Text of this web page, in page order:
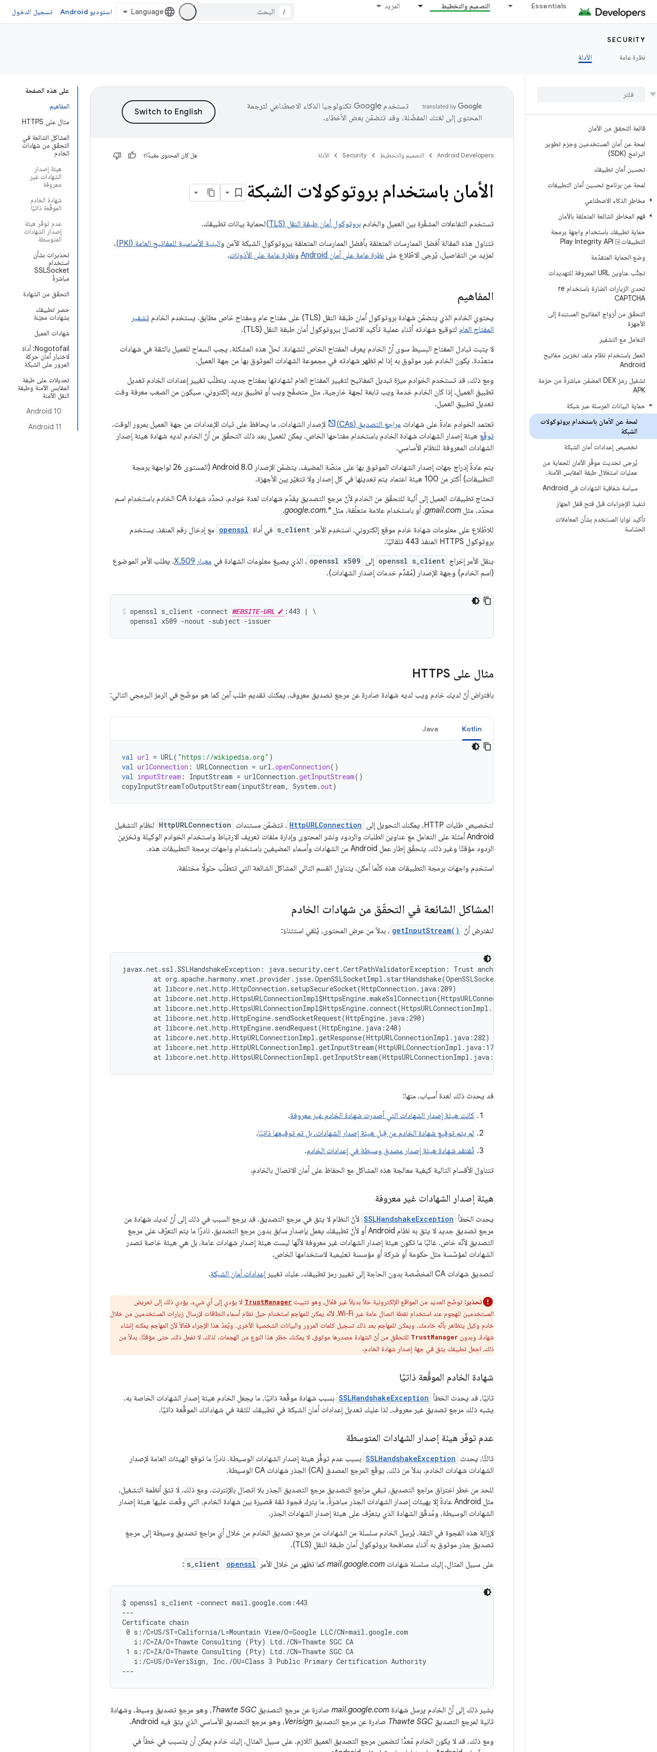
Essentials التصميم والتخطيط المزيد
/ استوديو Android تسجيل الدخول
SECURITY
نظرة عامة
الأدلة
قائمة التحقق من الأمان
لمحة عن أمان المستخدمين وحِزم تطوير
البرامج (SDK)
تحسين أمان تطبيقك
لمحة عن برنامج تحسين أمان التطبيقات
مخاطر الذكاء الاصطناعي
فهم المخاطر الشائعة المتعلقة بالأمان
حماية تطبيقك باستخدام واجهة برمجة
التطبيقات Play Integrity API ⍈
وضع الحماية المتقدّمة
تجنُّب عناوين URL المعروفة للتهديدات
تحدى الزيارات الضارة باستخدام re
CAPTCHA
التحقّق من أزواج المفاتيح المستنِدة إلى
الأجهزة
التعامل مع التشفير
العمل باستخدام نظام ملف تخزين مفاتيح
Android
تشغيل رمز DEX المضمّن مباشرةً من حزمة
APK
حماية البيانات المرسلة عبر شبكة
لمحة عن الأمان باستخدام بروتوكولات
الشبكة
تخصيص إعدادات أمان الشبكة
يُرجى تحديث موفِّر الأمان للحماية من
عمليات استغلال طبقة المقابس الآمنة.
سياسة شفافية الشهادات في Android
تنفيذ الإجراءات قبل فتح قفل الجهاز
تأكيد نوايا المستخدم بشأن المعاملات
الحسّاسة
على هذه الصفحة
المفاهيم
مثال على HTTPS
المشاكل الشائعة في
التحقّق من شهادات
الخادم
هيئة إصدار
الشهادات غير
معروفة
شهادة الخادم
الموقَّعة ذاتيًا
عدم توفّر هيئة
إصدار الشهادات
المتوسطة
تحذيرات بشأن
استخدام
SSLSocket
مباشرةً
التحقّق من الشهادة
حصر تطبيقك
بشهادات معيّنة
شهادات العميل
Nogotofail: أداة
لاختبار أمان حركة
المرور على الشبكة
تعديلات على طبقة
المقابس الآمنة وطبقة
النقل الآمنة
Android 10
Android 11
تستخدم Google تكنولوجيا الذكاء الاصطناعي لترجمة
المحتوى إلى لغتك المفضّلة، وقد تتضمّن بعض الأخطاء.
Android Developers التصميم والتخطيط Security الأدلة هل كان المحتوى مفيدًا؟
الأمان باستخدام بروتوكولات الشبكة
تستخدم التفاعلات المشفّرة بين العميل والخادم بروتوكول أمان طبقة النقل (TLS)
لحماية بيانات تطبيقك.
تتناول هذه المقالة أفضل الممارسات المتعلقة بأفضل الممارسات المتعلقة ببروتوكول الشبكة الآمن والبنية الأساسية للمفاتيح العامة (PKI)
.
لمزيد من التفاصيل، يُرجى الاطّلاع على نظرة عامة على أمان Android ونظرة عامة على الأذونات.
المفاهيم
يحتوي الخادم الذي يتضمّن شهادة بروتوكول أمان طبقة النقل (TLS) على مفتاح عام ومفتاح خاص مطابق. يستخدم الخادم
تشفير
المفتاح العام لتوقيع شهادته أثناء عملية تأكيد الاتصال ببروتوكول أمان طبقة النقل (TLS).
لا يثبت تبادل المفتاح البسيط سوى أنّ الخادم يعرف المفتاح الخاص للشهادة. لحلّ هذه المشكلة، يجب السماح للعميل بالثقة في شهادات
متعدّدة. يكون الخادم غير موثوق به إذا لم تظهر شهادته في مجموعة الشهادات الموثوق بها من جهة العميل.
ومع ذلك، قد تستخدم الخوادم ميزة تبديل المفاتيح لتغيير المفتاح العام لشهادتها بمفتاح جديد. يتطلّب تغيير إعدادات الخادم تعديل
تطبيق العميل. إذا كان الخادم خدمة ويب تابعة لجهة خارجية، مثل متصفّح ويب أو تطبيق بريد إلكتروني، سيكون من الصعب معرفة وقت
تعديل تطبيق العميل.
تعتمد الخوادم عادةً على شهادات مراجع التصديق (CAs)
لإصدار الشهادات، ما يحافظ على ثبات الإعدادات من جهة العميل بمرور الوقت.
توقّع هيئة إصدار الشهادات شهادة الخادم باستخدام مفتاحها الخاص. يمكن للعميل بعد ذلك التحقّق من أنّ الخادم لديه شهادة هيئة إصدار
الشهادات المعروفة للنظام الأساسي.
يتم عادةً إدراج جهات إصدار الشهادات الموثوق بها على منصّة المضيف. يتضمّن الإصدار Android 8.0 (المستوى 26 لواجهة برمجة
التطبيقات) أكثر من 100 هيئة اعتماد يتم تعديلها في كل إصدار ولا تتغيّر بين الأجهزة.
تحتاج تطبيقات العميل إلى آلية للتحقّق من الخادم لأنّ مرجع التصديق يقدّم شهادات لعدة خوادم. تحدِّد شهادة CA الخادم باستخدام اسم
محدّد، مثل gmail.com، أو باستخدام علامة متعلّقة، مثل*.google.com
.
للاطّلاع على معلومات شهادة خادم موقع إلكتروني، استخدِم الأمر
s_client في أداة openssl مع إدخال رقم المنفذ. يستخدم
بروتوكول HTTPS المنفذ 443 تلقائيًا.
ينقل الأمر إخراج openssl s_client إلى openssl x509 ، الذي يصيغ معلومات الشهادة في معيار X.509
. يطلب الأمر الموضوع
(اسم الخادم) وجهة الإصدار (مُقدِّم خدمات إصدار الشهادات).
openssl s_client -connect WEBSITE-URL
:443 | \
مثال على HTTPS
بافتراض أنّ لديك خادم ويب لديه شهادة صادرة عن مرجع تصديق معروف، يمكنك تقديم طلب آمن كما هو موضّح في الرمز البرمجي التالي:
Kotlin
Java
val url = URL( "https://wikipedia.org" )
val urlConnection : URLConnection = url .openConnection()
val inputStream : InputStream = urlConnection .getInputStream()
copyInputStreamToOutputStream(inputStream, System .out)
لتخصيص طلبات HTTP، يمكنك التحويل إلى HttpURLConnection . تتضمّن مستندات HttpURLConnection لنظام التشغيل
Android أمثلة على التعامل مع عناوين الطلبات والردود ونشر المحتوى وإدارة ملفات تعريف الارتباط واستخدام الخوادم الوكيلة وتخزين
الردود مؤقتًا وغير ذلك. يتحقّق إطار عمل Android من الشهادات وأسماء المضيفين باستخدام واجهات برمجة التطبيقات هذه.
استخدِم واجهات برمجة التطبيقات هذه كلّما أمكن. يتناول القسم التالي المشاكل الشائعة التي تتطلّب حلولًا مختلفة.
المشاكل الشائعة في التحقّق من شهادات الخادم
لنفترض أنّ getInputStream() ، بدلاً من عرض المحتوى، يُلقي استثناءً:
javax.net.ssl.SSLHandshakeException: java.security.cert.CertPathValidatorException: Trust anchor for certification path not found.
        at org.apache.harmony.xnet.provider.jsse.OpenSSLSocketImpl.startHandshake(OpenSSLSocketImpl.java:374)
        at libcore.net.http.HttpConnection.setupSecureSocket(HttpConnection.java:209)
        at libcore.net.http.HttpsURLConnectionImpl$HttpsEngine.makeSslConnection(HttpsURLConnectionImpl.java:478)
        at libcore.net.http.HttpsURLConnectionImpl$HttpsEngine.connect(HttpsURLConnectionImpl.java:433)
        at libcore.net.http.HttpEngine.sendSocketRequest(HttpEngine.java:290)
        at libcore.net.http.HttpEngine.sendRequest(HttpEngine.java:240)
        at libcore.net.http.HttpURLConnectionImpl.getResponse(HttpURLConnectionImpl.java:282)
        at libcore.net.http.HttpURLConnectionImpl.getInputStream(HttpURLConnectionImpl.java:177)
قد يحدث ذلك لعدة أسباب، منها:
كانت هيئة إصدار الشهادات التي أصدرت شهادة الخادم غير معروفة.
لم يتم توقيع شهادة الخادم من قِبل هيئة إصدار الشهادات، بل تم توقيعها ذاتيًا.
تُفتقد شهادة هيئة إصدار مصدق وسيطة في إعدادات الخادم.
تتناول الأقسام التالية كيفية معالجة هذه المشاكل مع الحفاظ على أمان الاتصال بالخادم.
هيئة إصدار الشهادات غير معروفة
يحدث الخطأ SSLHandshakeException لأنّ النظام لا يثق في مرجع التصديق. قد يرجع السبب في ذلك إلى أنّ لديك شهادة من
مرجع تصديق جديد لا يثق به نظام Android أو لأنّ تطبيقك يعمل بإصدار سابق بدون مرجع التصديق. نادرًا ما يتم التعرّف على مرجع
التصديق لأنّه خاص. غالبًا ما تكون هيئة إصدار الشهادات غير معروفة لأنّها ليست هيئة إصدار شهادات عامة، بل هي هيئة خاصة تصدر
الشهادات لمؤسّسة مثل حكومة أو شركة أو مؤسسة تعليمية لاستخدامها الخاص.
لتصديق شهادات CA المخصّصة بدون الحاجة إلى تغيير رمز تطبيقك، عليك تغيير
إعدادات أمان الشبكة.
تحذير: توضّح العديد من المواقع الإلكترونية حلاً بديلاً غير فعّال، وهو تثبيت TrustManager لا يؤدي إلى أي شيء. يؤدي ذلك إلى تعريض
المستخدمين للهجوم عند استخدام نقطة اتصال عامة عبر Wi-Fi، لأنّه يمكن للمهاجم استخدام حيل نظام أسماء النطاقات لإرسال زيارات المستخدمين من خلال
خادم وكيل يتظاهر بأنّه خادمك. ويمكن للمهاجم بعد ذلك تسجيل كلمات المرور والبيانات الشخصية الأخرى. ويُعدّ هذا الإجراء فعّالاً لأنّ المهاجم يمكنه إنشاء
شهادة، وبدون TrustManager للتحقّق من أنّ الشهادة مصدرها موثوق، لا يمكنك حظر هذا النوع من الهجمات. لذلك، لا تفعل ذلك، حتى مؤقتًا. بدلاً من
ذلك، اجعل تطبيقك يثق في جهة إصدار شهادة الخادم.
شهادة الخادم الموقَّعة ذاتيًا
ثانيًا، قد يحدث الخطأ SSLHandshakeException بسبب شهادة موقَّعة ذاتيًا، ما يجعل الخادم هيئة إصدار الشهادات الخاصة به.
يشبه ذلك مرجع تصديق غير معروف، لذا عليك تعديل إعدادات أمان الشبكة في تطبيقك للثقة في شهاداتك الموقَّعة ذاتيًا.
عدم توفّر هيئة إصدار الشهادات المتوسطة
ثالثًا، يحدث SSLHandshakeException بسبب عدم توفُّر هيئة إصدار الشهادات الوسيطة. نادرًا ما توقع الهيئات العامة لإصدار
الشهادات شهادات الخادم. بدلاً من ذلك، يوقّع المرجع المصدق (CA) الجذر شهادات CA الوسيطة.
للحد من خطر اختراق مراجع التصديق، تبقي مراجع التصديق مرجع التصديق الجذر بلا اتصال بالإنترنت. ومع ذلك، لا تثق أنظمة التشغيل،
مثل Android عادةً إلا بهيئات إصدار الشهادات الجذر مباشرةً، ما يترك فجوة ثقة قصيرة بين شهادة الخادم، التي وقّعت عليها هيئة إصدار
الشهادات الوسيطة، ومُدقّق الشهادة الذي يتعرّف على هيئة إصدار الشهادات الجذر.
لإزالة هذه الفجوة في الثقة، يُرسِل الخادم سلسلة من الشهادات من مرجع تصديق الخادم من خلال أي مراجع تصديق وسيطة إلى مرجع
تصديق جذر موثوق به أثناء مصافحة بروتوكول أمان طبقة النقل (TLS).
على سبيل المثال، إليك سلسلة شهادات mail.google.com كما تظهر من خلال الأمر openssl
s_client
:
$ openssl s_client -connect mail.google.com:443
---
Certificate chain
0 s:/C=US/ST=California/L=Mountain View/O=Google LLC/CN=mail.google.com
   i:/C=ZA/O=Thawte Consulting (Pty) Ltd./CN=Thawte SGC CA
1 s:/C=ZA/O=Thawte Consulting (Pty) Ltd./CN=Thawte SGC CA
   i:/C=US/O=VeriSign, Inc./OU=Class 3 Public Primary Certification Authority
يشير ذلك إلى أنّ الخادم يرسل شهادة mail.google.com صادرة عن مرجع التصديقThawte SGC، وهو مرجع تصديق وسيط، وشهادة
ثانية لمرجع التصديقThawte SGC صادرة عن مرجع التصديق Verisign، وهو مرجع التصديق الأساسي الذي يثق فيه Android.
ومع ذلك، قد لا يكون الخادم مُعدًّا لتضمين مرجع التصديق العميق اللازم. على سبيل المثال، إليك خادم يمكن أن يتسبب في خطأ في